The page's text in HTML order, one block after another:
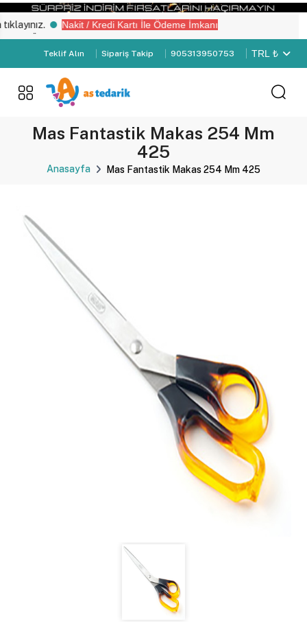
“Üye Girişi" yapın.
Nakit / Kredi Kartı İle Ödeme İmkanı
Teklif Alın Sipariş Takip 905313950753 TRL ₺
Mas Fantastik Makas 254 Mm
425
Anasayfa Mas Fantastik Makas 254 Mm 425